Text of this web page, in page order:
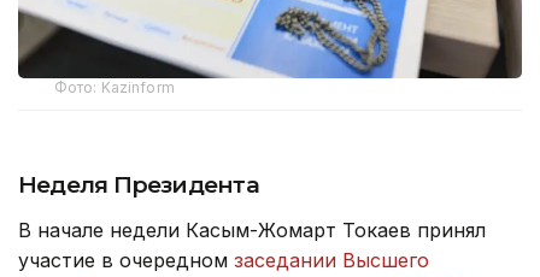
Фото: Kazinform
Неделя Президента
В начале недели Касым-Жомарт Токаев принял
участие в очередном заседании Высшего